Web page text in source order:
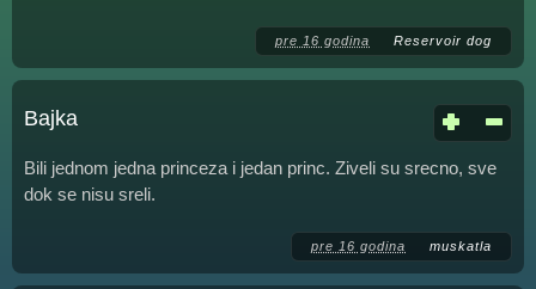
pre 16 godina Reservoir dog
Bajka
Bili jednom jedna princeza i jedan princ. Ziveli su srecno, sve
dok se nisu sreli.
pre 16 godina muskatla